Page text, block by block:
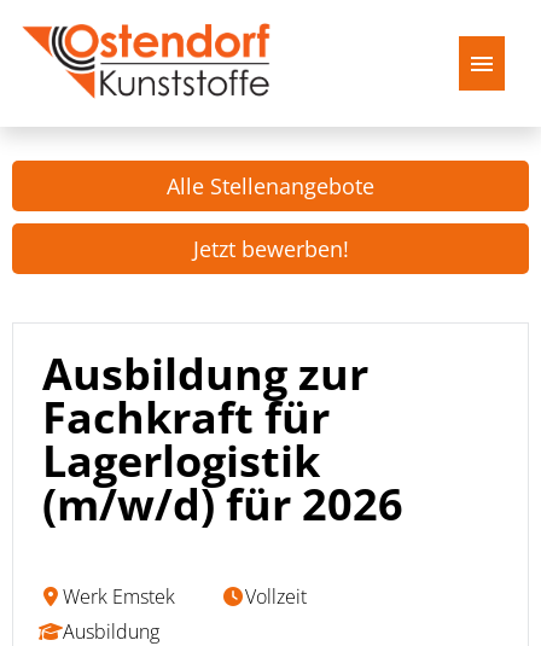
Deutsch
Startseite
Stellenangebote
Alle Stellenangebote
Jetzt bewerben!
Ausbildung zur
Fachkraft für
Lagerlogistik
(m/w/d) für 2026
Werk Emstek
Ausbildung
Vollzeit